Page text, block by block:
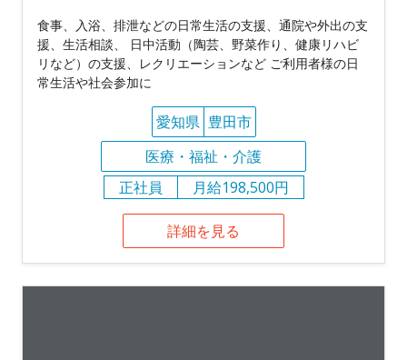
食事、入浴、排泄などの日常生活の支援、通院や外出の支
援、生活相談、 日中活動（陶芸、野菜作り、健康リハビ
リなど）の支援、レクリエーションなど ご利用者様の日
常生活や社会参加に
愛知県 豊田市
医療・福祉・介護
正社員
月給198,500円
詳細を見る